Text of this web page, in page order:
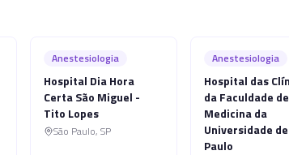
Anestesiologia
Hospital Dia Hora
Certa São Miguel -
Tito Lopes
São Paulo, SP
Anestesiologia
Hospital das
da Faculdade de
Medicina da
Universidade
Paulo